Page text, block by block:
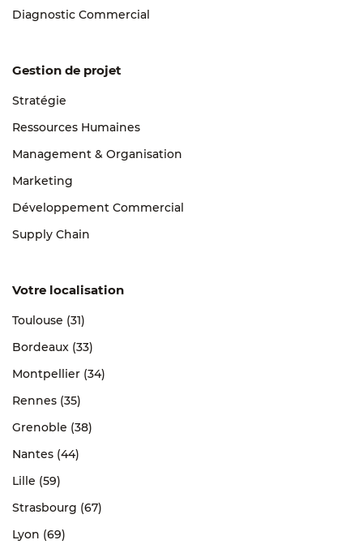
Diagnostic Commercial
Gestion de projet
Stratégie
Ressources Humaines
Management & Organisation
Marketing
Développement Commercial
Supply Chain
Votre localisation
Toulouse (31)
Bordeaux (33)
Montpellier (34)
Rennes (35)
Grenoble (38)
Nantes (44)
Lille (59)
Strasbourg (67)
Lyon (69)